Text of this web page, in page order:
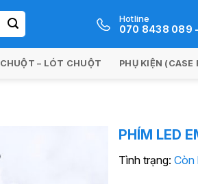
Hotline
070 8438 089
CHUỘT – LÓT CHUỘT PHỤ KIỆN (CASE
PHÍM LED
Tình trạng: Còn